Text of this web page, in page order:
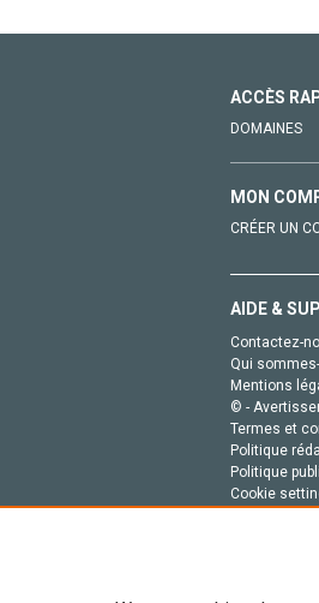
ACCÈS
DOMAINES
MON
CRÉER UN
AIDE &
Contactez-
Qui
Mentions
© -
Termes et
Politique
Politique
Cookie